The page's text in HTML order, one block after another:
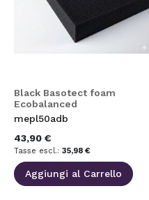
Black Basotect foam
Ecobalanced
mepl50adb
43,90 €
35,98 €
Aggiungi al Carrello